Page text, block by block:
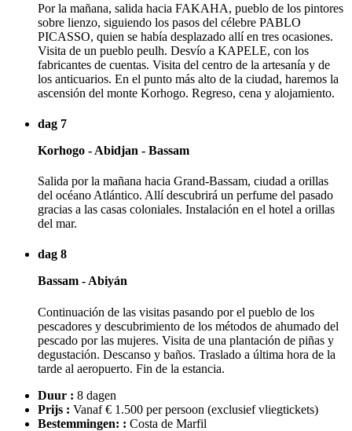
Por la mañana, salida hacia FAKAHA, pueblo de los pintores
sobre lienzo, siguiendo los pasos del célebre PABLO
PICASSO, quien se había desplazado allí en tres ocasiones.
Visita de un pueblo peulh. Desvío a KAPELE, con los
fabricantes de cuentas. Visita del centro de la artesanía y de
los anticuarios. En el punto más alto de la ciudad, haremos la
ascensión del monte Korhogo. Regreso, cena y alojamiento.
dag 7
Korhogo - Abidjan - Bassam
Salida por la mañana hacia Grand-Bassam, ciudad a orillas
del océano Atlántico. Allí descubrirá un perfume del pasado
gracias a las casas coloniales. Instalación en el hotel a orillas
del mar.
dag 8
Bassam - Abiyán
Continuación de las visitas pasando por el pueblo de los
pescadores y descubrimiento de los métodos de ahumado del
pescado por las mujeres. Visita de una plantación de piñas y
degustación. Descanso y baños. Traslado a última hora de la
tarde al aeropuerto. Fin de la estancia.
Duur : 8 dagen
Prijs : Vanaf € 1.500 per persoon (exclusief vliegtickets)
Bestemmingen: : Costa de Marfil